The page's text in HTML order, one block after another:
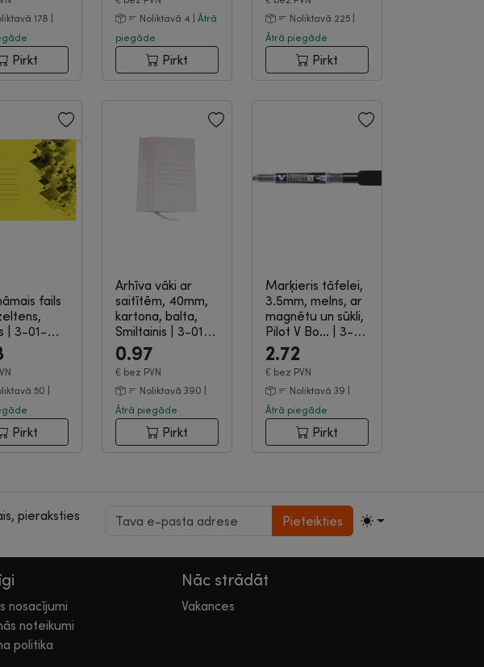
178 |
Pirkt
Noliktavā 4 | Ātrā
piegāde
Pirkt
Noliktavā 225 |
Ātrā piegāde
Pirkt
fails
3-01-
50 |
Pirkt
Arhīva vāki ar
saitītēm, 40mm,
kartona, balta,
Smiltainis
3-01-
128
0.97
€ bez PVN
Noliktavā 390 |
Ātrā piegāde
Pirkt
Marķieris tāfelei,
3.5mm, melns, ar
magnētu un sūkli,
Pilot V Bo...
3-
07-2157
2.72
€ bez PVN
Noliktavā 39 |
Ātrā piegāde
Pirkt
pieraksties
Pieteikties
nosacījumi
noteikumi
politika
Nāc strādāt
Vakances